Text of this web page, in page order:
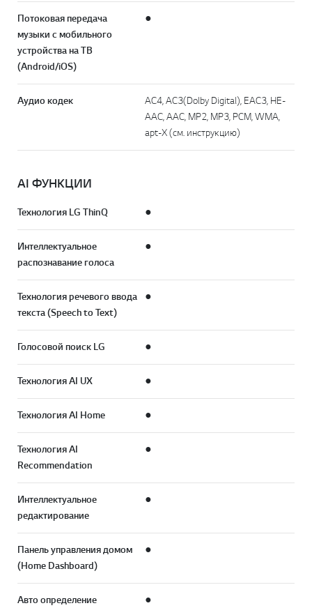
Потоковая передача
музыки с мобильного
устройства на ТВ
(Android/iOS)
●
Аудио кодек
AC4, AC3(Dolby Digital), EAC3, HE-
AAC, AAC, MP2, MP3, PCM, WMA,
apt-X (см. инструкцию)
AI ФУНКЦИИ
Технология LG ThinQ ●
Интеллектуальное
распознавание голоса
●
Технология речевого ввода
текста (Speech to Text)
●
Голосовой поиск LG ●
Технология AI UX ●
Технология AI Home ●
Технология AI
Recommendation
●
Интеллектуальное
редактирование
●
Панель управления домом
(Home Dashboard)
●
Авто определение
●